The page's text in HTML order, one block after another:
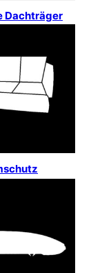
Dachträger